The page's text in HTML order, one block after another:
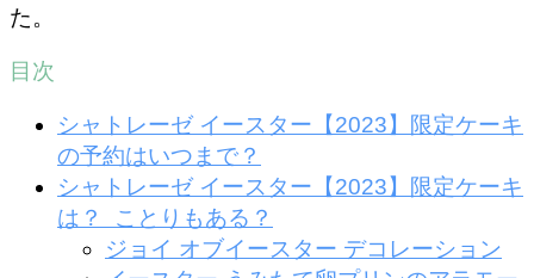
た。
目次
シャトレーゼ イースター【2023】限定ケーキ
の予約はいつまで？
シャトレーゼ イースター【2023】限定ケーキ
は？ ことりもある？
ジョイ オブイースター デコレーション